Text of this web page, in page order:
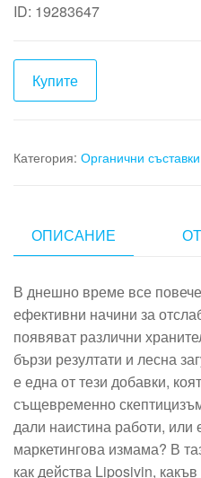
was:
ID: 19283647
Купите
Категория: Органични съставки
ОПИСАНИЕ
В днешно време все
ефективни начини за
появяват различни
бързи резултати и лесна
е една от тези добавки,
същевременно
дали наистина работи, или
маркетингова измама? В
как действа Liposivin,